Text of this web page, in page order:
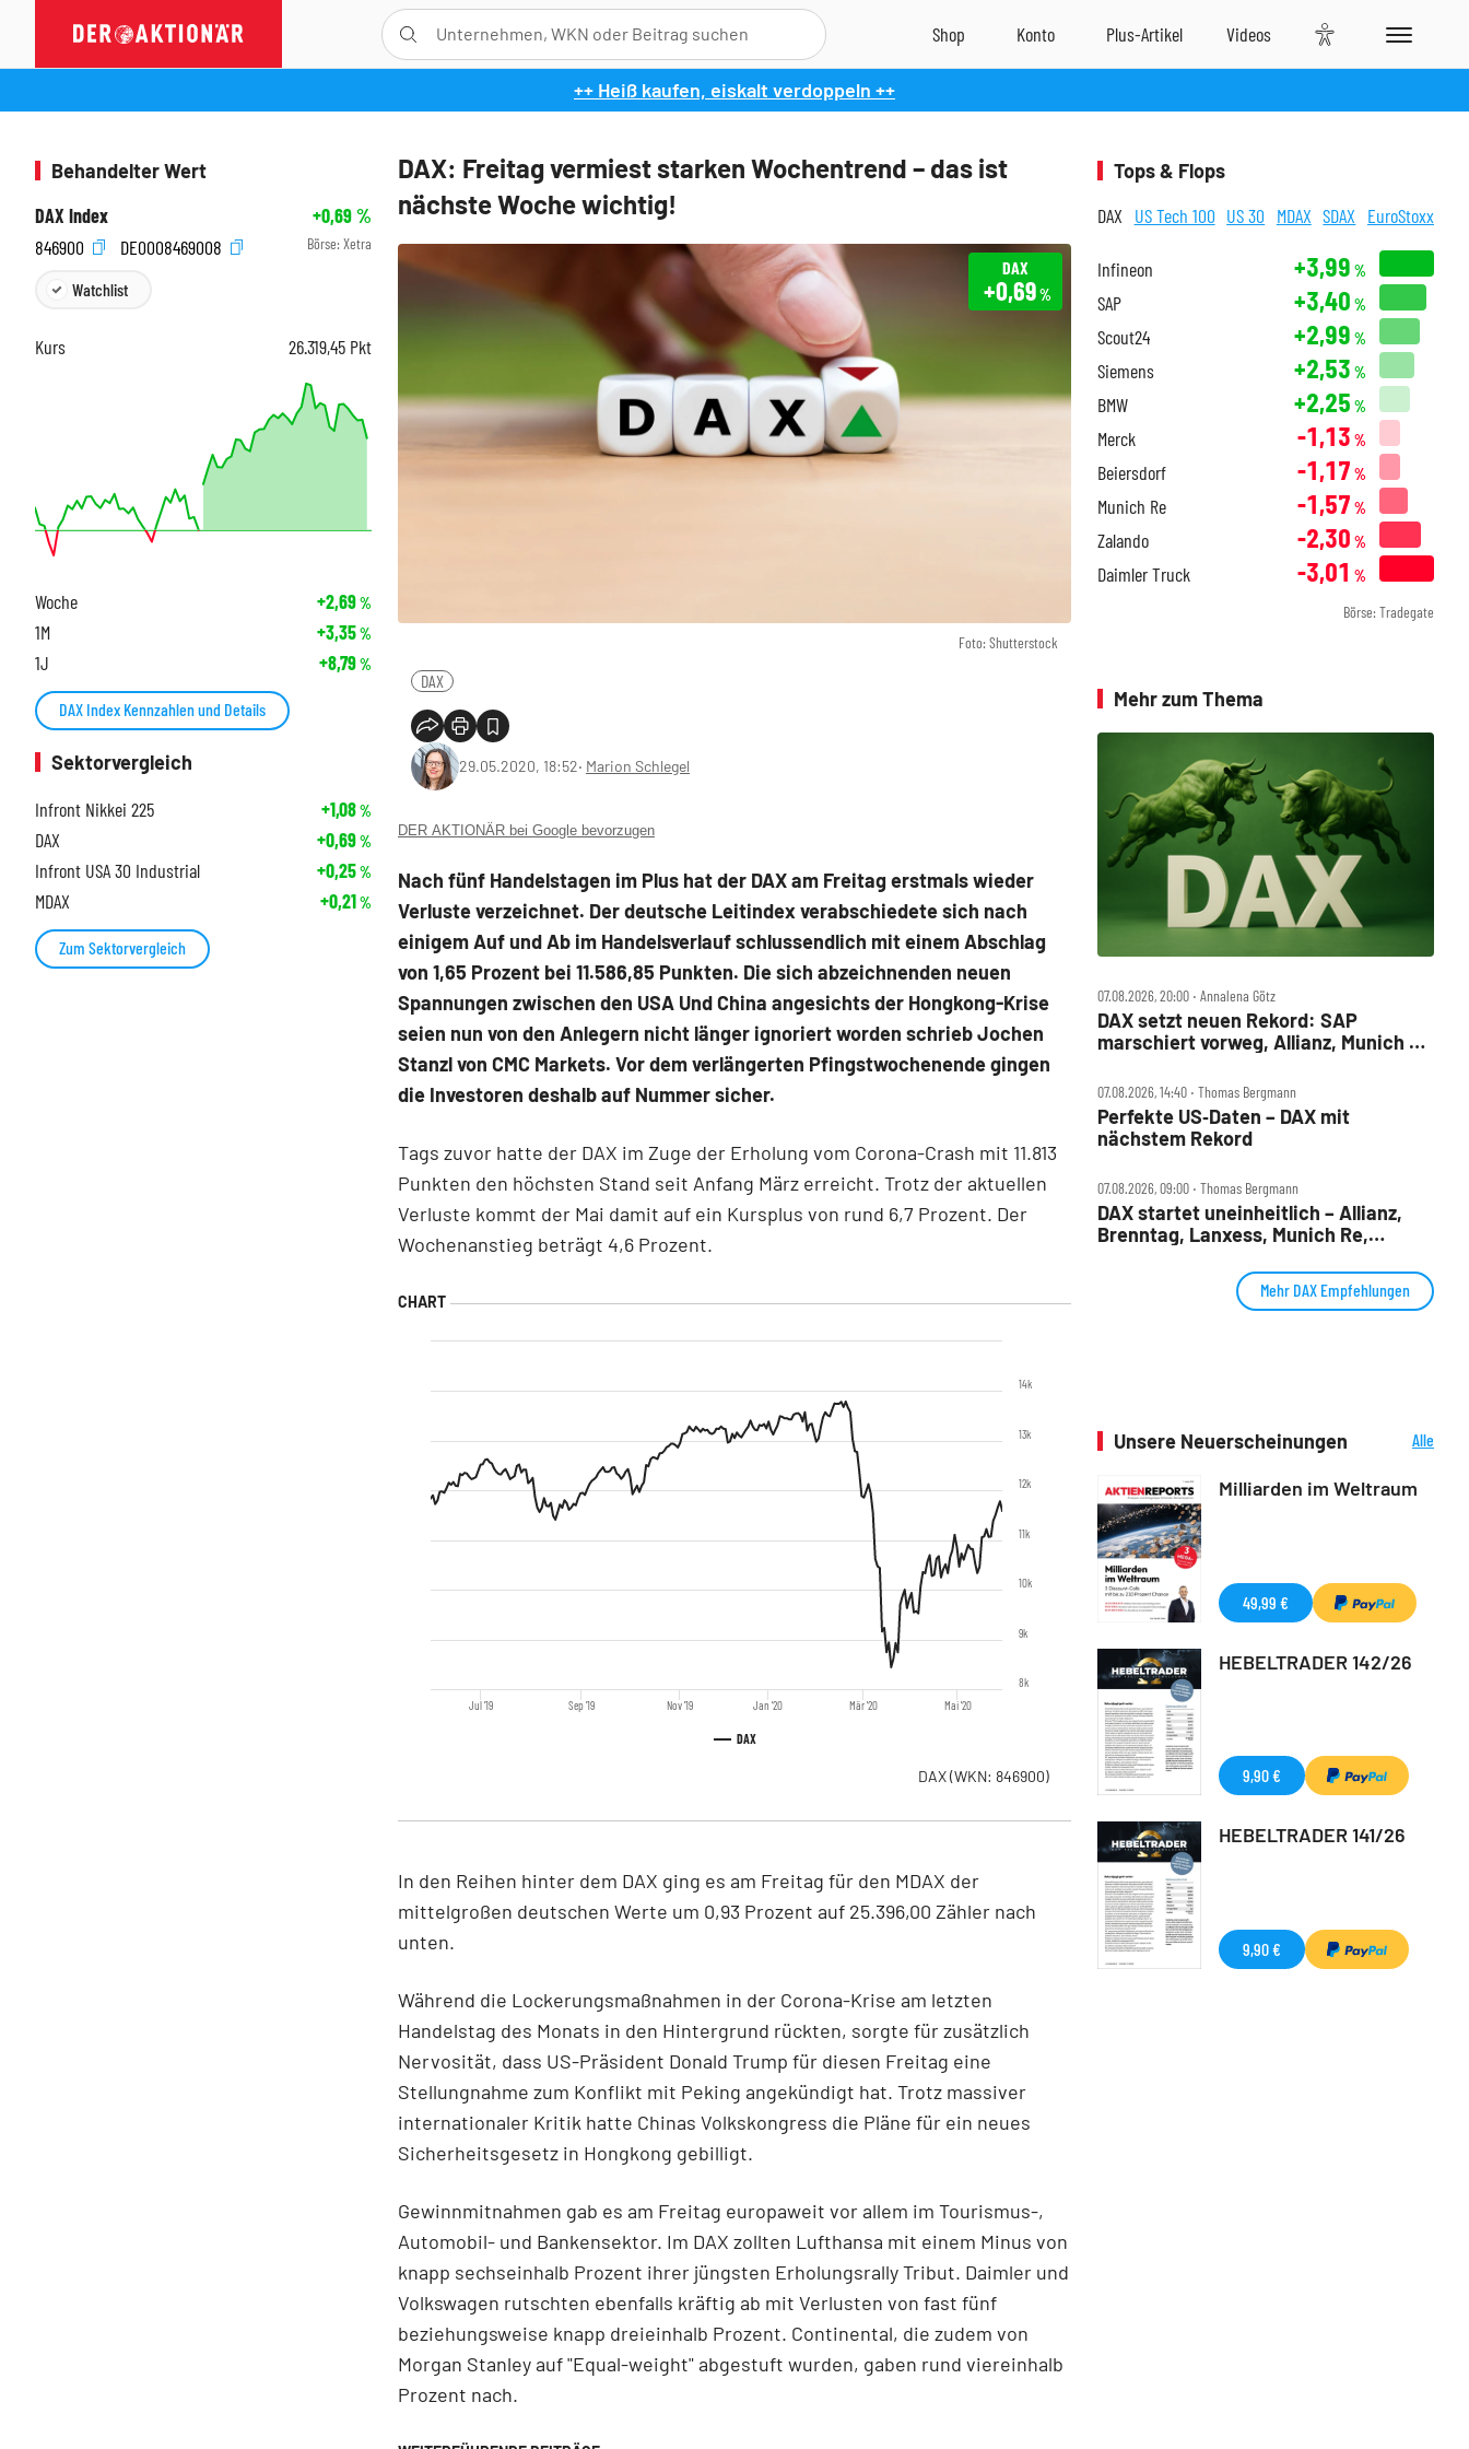
++ Heiß kaufen, eiskalt verdoppeln ++
DAX: Freitag vermiest starken Wochentrend – das ist
nächste Woche wichtig!
Foto: Shutterstock
DAX
+0,69%
DAX
29.05.2020, 18:52‧ Marion Schlegel
DER AKTIONÄR bei Google bevorzugen
Nach fünf Handelstagen im Plus hat der DAX am Freitag erstmals wieder
Verluste verzeichnet. Der deutsche Leitindex verabschiedete sich nach
einigem Auf und Ab im Handelsverlauf schlussendlich mit einem Abschlag
von 1,65 Prozent bei 11.586,85 Punkten. Die sich abzeichnenden neuen
Spannungen zwischen den USA Und China angesichts der Hongkong-Krise
seien nun von den Anlegern nicht länger ignoriert worden schrieb Jochen
Stanzl von CMC Markets. Vor dem verlängerten Pfingstwochenende gingen
die Investoren deshalb auf Nummer sicher.
Tags zuvor hatte der DAX im Zuge der Erholung vom Corona-Crash mit 11.813
Punkten den höchsten Stand seit Anfang März erreicht. Trotz der aktuellen
Verluste kommt der Mai damit auf ein Kursplus von rund 6,7 Prozent. Der
Wochenanstieg beträgt 4,6 Prozent.
DAX
Jul '19 Sep '19 Nov '19 Jan '20 Mär '20 Mai '20
8k
9k
10k
11k
12k
13k
14k
DAX(WKN: 846900)
In den Reihen hinter dem DAX ging es am Freitag für den MDAX der
mittelgroßen deutschen Werte um 0,93 Prozent auf 25.396,00 Zähler nach
unten.
Während die Lockerungsmaßnahmen in der Corona-Krise am letzten
Handelstag des Monats in den Hintergrund rückten, sorgte für zusätzlich
Nervosität, dass US-Präsident Donald Trump für diesen Freitag eine
Stellungnahme zum Konflikt mit Peking angekündigt hat. Trotz massiver
internationaler Kritik hatte Chinas Volkskongress die Pläne für ein neues
Sicherheitsgesetz in Hongkong gebilligt.
Gewinnmitnahmen gab es am Freitag europaweit vor allem im Tourismus-,
Automobil- und Bankensektor. Im DAX zollten Lufthansa mit einem Minus von
knapp sechseinhalb Prozent ihrer jüngsten Erholungsrally Tribut. Daimler und
Volkswagen rutschten ebenfalls kräftig ab mit Verlusten von fast fünf
beziehungsweise knapp dreieinhalb Prozent. Continental, die zudem von
Morgan Stanley auf "Equal-weight" abgestuft wurden, gaben rund viereinhalb
Prozent nach.
Behandelter Wert
DAX Index
+0,69%
846900
DE0008469008 Börse: Xetra
Watchlist
Kurs 26.319,45 Pkt
Woche +2,69%
1M +3,35%
1J +8,79%
DAX Index Kennzahlen und Details
Sektorvergleich
Infront Nikkei 225
+1,08%
DAX +0,69%
Infront USA 30 Industrial +0,25%
MDAX +0,21%
Zum Sektorvergleich
Tops & Flops
DAX US Tech 100 US 30 MDAX SDAX EuroStoxx
Infineon +3,99 %
SAP +3,40 %
Scout24 +2,99 %
Siemens +2,53 %
BMW +2,25 %
Merck -1,13 %
Beiersdorf -1,17 %
Munich Re -1,57 %
Zalando -2,30 %
Daimler Truck -3,01 %
Börse: Tradegate
Mehr zum Thema
07.08.2026, 20:00 ‧ Annalena Götz
DAX setzt neuen Rekord: SAP
marschiert vorweg, Allianz, Munich Re
07.08.2026, 14:40 ‧ Thomas Bergmann
Perfekte US‑Daten – DAX mit
nächstem Rekord
07.08.2026, 09:00 ‧ Thomas Bergmann
DAX startet uneinheitlich – Allianz,
Brenntag, Lanxess, Munich Re,
Mehr DAX Empfehlungen
Unsere Neuerscheinungen
Alle
Milliarden im Weltraum
49,99 €
HEBELTRADER 142/26
9,90 €
HEBELTRADER 141/26
9,90 €